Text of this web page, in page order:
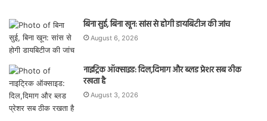
बिना सुई, बिना खून: सांस से होगी डायबिटीज की जांच
August 6, 2026
नाइट्रिक ऑक्साइड: दिल,दिमाग और ब्लड प्रेशर सब ठीक
रखता है
August 3, 2026